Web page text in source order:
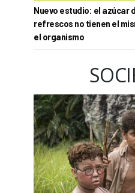
Nuevo estudio: el azúcar
refrescos no tienen el
el organismo